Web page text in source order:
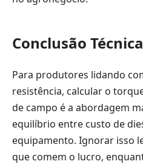
Conclusão Técnica
Para produtores lidando
resistência, calcular o
de campo é a abordagem
equilíbrio entre custo de
equipamento. Ignorar isso
que comem o lucro,